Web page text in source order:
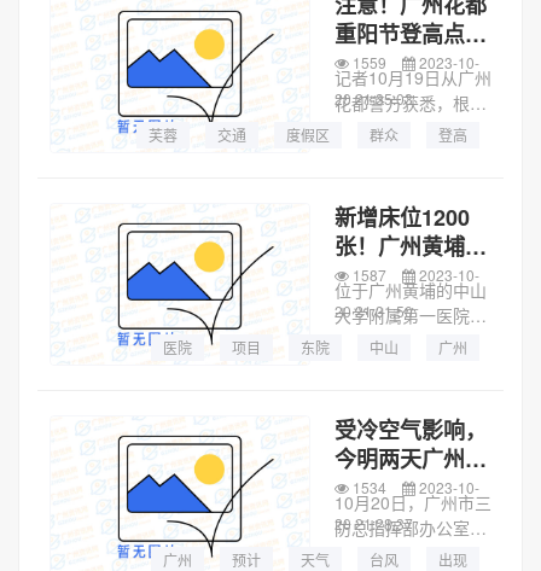
10时起，其中支付宝
平台10月20日10点
起，50...
重阳节登高点附
近将实行交通管
制
记者10月19日从广州
花都警方获悉，根据
《广州市2023年重阳
狮岭镇盘古王山和芙
蓉度假区芙蓉峰作为
重阳登高点，该区其
余山头实...
1559
2023-10-
20 21:35:03
芙蓉
交通 度假区 群众 登高
新增床位1200
张！广州黄埔这
家三甲医院将改
扩建
位于广州黄埔的中山
大学附属第一医院东
院（以下简称“中山
位1200张。近日，中
山大学附属第一医院
东院区改扩建工程勘
察设计施工总...
1587
2023-10-
20 21:31:50
医院
项目 东院 中山
广州
受冷空气影响，
今明两天广州持
续阴雨天气，气
温下降
10月20日，广州市三
防总指挥部办公室与
市气象局、广东省水
1534
2023-10-
20 21:28:37
广州
预计 天气 台风 出现